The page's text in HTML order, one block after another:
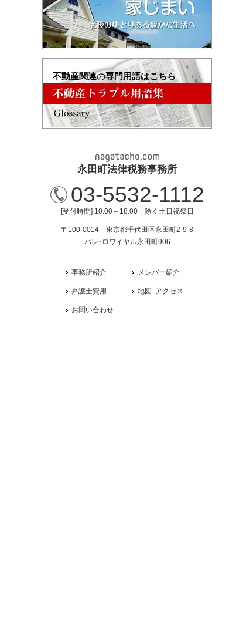
不動産関連の専門用語はこちら
永田町法律税務事務所
03-5532-1112
[受付時間] 10:00～18:00 除く土日祝祭日
〒100-0014 東京都千代田区永田町2-9-8
パレ･ロワイヤル永田町906
事務所紹介 メンバー紹介
弁護士費用 地図･アクセス
お問い合わせ